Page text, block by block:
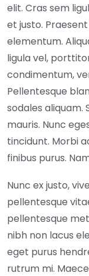
elit. Cras sem
et justo.
elementum.
ligula vel,
condimentum,
Pellentesque
sodales aliquam.
mauris. Nunc
tincidunt. Morbi
finibus purus.
Nunc ex justo,
pellentesque
pellentesque
nibh non lacus
eget purus
rutrum mi.